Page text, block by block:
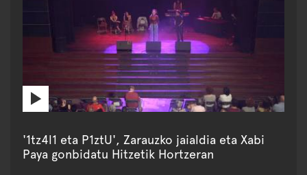
'1tz4l1 eta P1ztU', Zarauzko jaialdia eta Xabi
Paya gonbidatu Hitzetik Hortzeran